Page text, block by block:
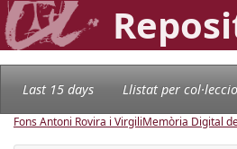
Last 15 days Llistat per
Fons Antoni Rovira i VirgiliMemòria Digital